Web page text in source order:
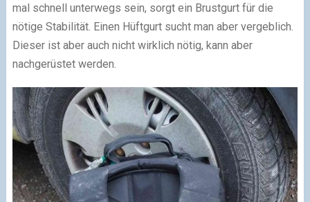
mal schnell unterwegs sein, sorgt ein Brustgurt für die
nötige Stabilität. Einen Hüftgurt sucht man aber vergeblich.
Dieser ist aber auch nicht wirklich nötig, kann aber
nachgerüstet werden.